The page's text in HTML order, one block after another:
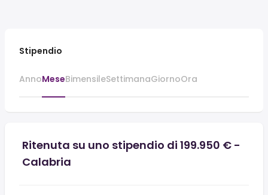
Stipendio
AnnoMeseBimensileSettimanaGiornoOra
Ritenuta su uno stipendio di 199.950 € -
Calabria